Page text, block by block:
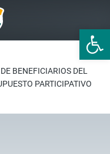
Abrir
BENEFICIARIOS DEL
PARTICIPATIVO